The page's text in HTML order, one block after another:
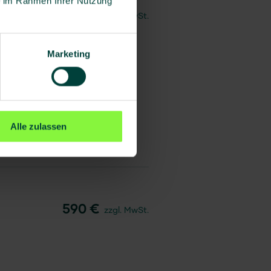
Marketing
Alle zulassen
zzgl. MwSt.
590 € zzgl. MwSt.